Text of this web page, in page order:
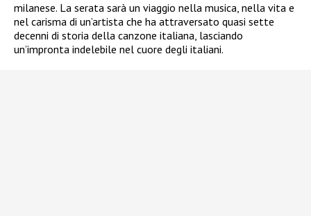
milanese. La serata sarà un viaggio nella musica, nella vita e
nel carisma di un’artista che ha attraversato quasi sette
decenni di storia della canzone italiana, lasciando
un’impronta indelebile nel cuore degli italiani.